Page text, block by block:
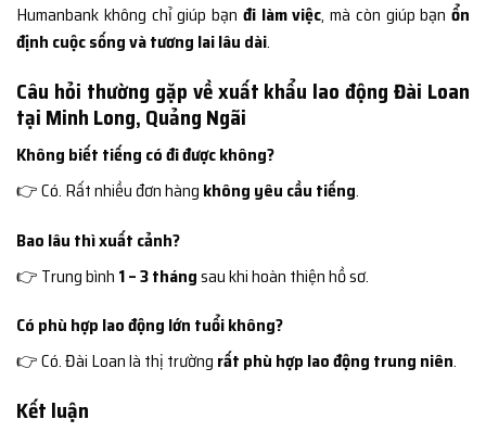
Humanbank không chỉ giúp bạn đi làm việc, mà còn giúp bạn ổn
định cuộc sống và tương lai lâu dài.
Câu hỏi thường gặp về xuất khẩu lao động Đài Loan
tại Minh Long, Quảng Ngãi
Không biết tiếng có đi được không?
👉 Có. Rất nhiều đơn hàng không yêu cầu tiếng.
Bao lâu thì xuất cảnh?
👉 Trung bình 1 – 3 thángsau khi hoàn thiện hồ sơ.
Có phù hợp lao động lớn tuổi không?
👉 Có. Đài Loan là thị trường rất phù hợp lao động trung niên.
Kết luận